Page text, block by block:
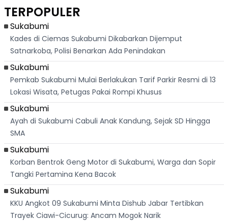
Dari
Palabuhanratu
TERPOPULER
Sukabumi
Kades di Ciemas Sukabumi Dikabarkan Dijemput
Satnarkoba, Polisi Benarkan Ada Penindakan
Sukabumi
Pemkab Sukabumi Mulai Berlakukan Tarif Parkir Resmi di 13
Lokasi Wisata, Petugas Pakai Rompi Khusus
Sukabumi
Ayah di Sukabumi Cabuli Anak Kandung, Sejak SD Hingga
SMA
Sukabumi
Korban Bentrok Geng Motor di Sukabumi, Warga dan Sopir
Tangki Pertamina Kena Bacok
Sukabumi
KKU Angkot 09 Sukabumi Minta Dishub Jabar Tertibkan
Trayek Ciawi-Cicurug: Ancam Mogok Narik